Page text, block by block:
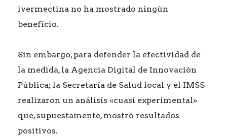
ivermectina no ha mostrado ningún
beneficio.
Sin embargo, para defender la efectividad de
la medida, la Agencia Digital de Innovación
Pública; la Secretaría de Salud local y el IMSS
realizaron un análisis «cuasi experimental»
que, supuestamente, mostró resultados
positivos.